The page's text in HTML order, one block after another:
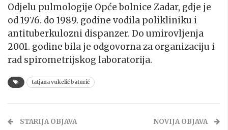
Odjelu pulmologije Opće bolnice Zadar, gdje je
od 1976. do 1989. godine vodila polikliniku i
antituberkulozni dispanzer. Do umirovljenja
2001. godine bila je odgovorna za organizaciju i
rad spirometrijskog laboratorija.
tatjana vukelić baturić
STARIJA OBJAVA NOVIJA OBJAVA